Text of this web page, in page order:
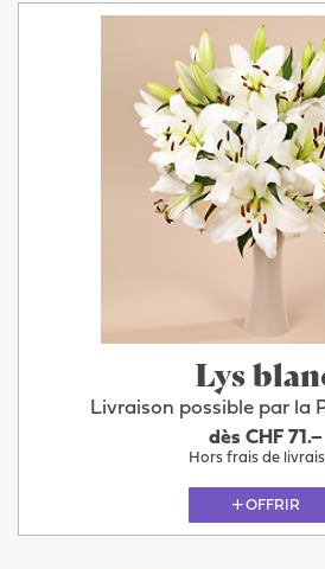
Lys
Livraison possible par la
dès CHF 71.–
Hors frais de
OFFRIR